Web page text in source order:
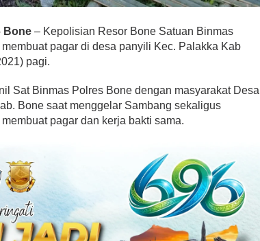
Bone – Kepolisian Resor Bone Satuan Binmas
pagar di desa panyili Kec. Palakka Kab
pagi.
Sat Binmas Polres Bone dengan masyarakat Desa
Bone saat menggelar Sambang sekaligus
pagar dan kerja bakti sama.